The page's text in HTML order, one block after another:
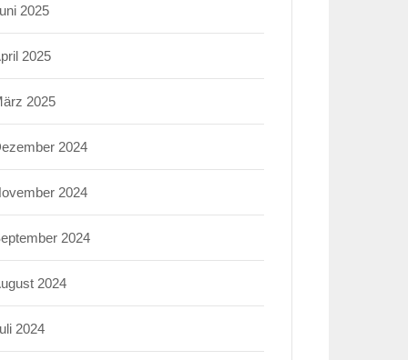
2025
2025
2025
2024
2024
2024
2024
2024